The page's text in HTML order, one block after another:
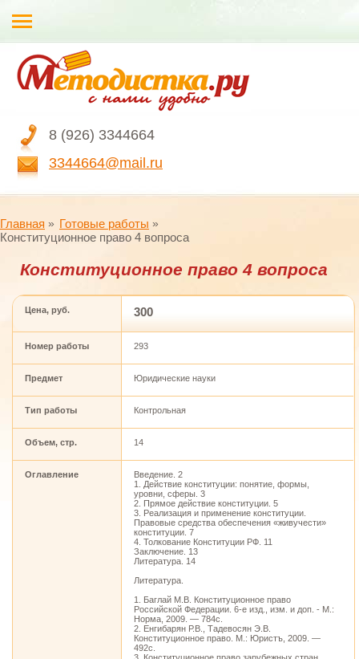
8 (926) 3344664
3344664@mail.ru
Главная
Готовые работы
Конституционное право 4 вопроса
Конституционное право 4 вопроса
Цена, руб. 300
Номер работы 293
Предмет Юридические науки
Тип работы Контрольная
Объем, стр. 14
Оглавление
Введение. 2
1. Действие конституции: понятие, формы,
уровни, сферы. 3
2. Прямое действие конституции. 5
3. Реализация и применение конституции.
Правовые средства обеспечения «живучести»
конституции. 7
4. Толкование Конституции РФ. 11
Заключение. 13
Литература. 14
Литература.
1. Баглай М.В. Конституционное право
Российской Федерации. 6-е изд., изм. и доп. - М.:
Норма, 2009. — 784с.
2. Енгибарян Р.В., Тадевосян Э.В.
Конституционное право. М.: Юристъ, 2009. —
492с.